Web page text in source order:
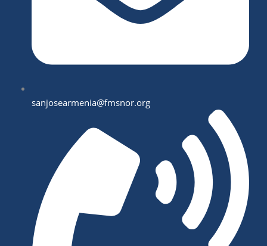
sanjosearmenia@fmsnor.org